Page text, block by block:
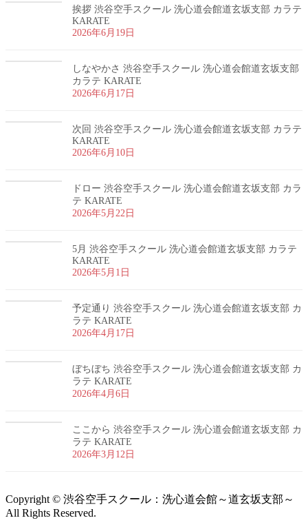
挨拶 渋谷空手スクール 洗心道会館道玄坂支部 カラテ
KARATE
2026年6月19日
しなやかさ 渋谷空手スクール 洗心道会館道玄坂支部
カラテ KARATE
2026年6月17日
次回 渋谷空手スクール 洗心道会館道玄坂支部 カラテ
KARATE
2026年6月10日
ドロー 渋谷空手スクール 洗心道会館道玄坂支部 カラ
テ KARATE
2026年5月22日
5月 渋谷空手スクール 洗心道会館道玄坂支部 カラテ
KARATE
2026年5月1日
予定通り 渋谷空手スクール 洗心道会館道玄坂支部 カ
ラテ KARATE
2026年4月17日
ぼちぼち 渋谷空手スクール 洗心道会館道玄坂支部 カ
ラテ KARATE
2026年4月6日
ここから 渋谷空手スクール 洗心道会館道玄坂支部 カ
ラテ KARATE
2026年3月12日
Copyright © 渋谷空手スクール：洗心道会館～道玄坂支部～
All Rights Reserved.